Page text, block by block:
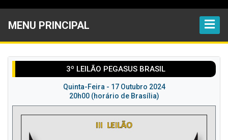
MENU PRINCIPAL
3º LEILÃO PEGASUS BRASIL
Quinta-Feira - 17 Outubro 2024
20h00 (horário de Brasília)